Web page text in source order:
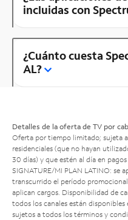
incluidas con
¿Cuánto cuesta
AL?
Detalles de la oferta de TV por
Oferta por tiempo limitado; sujeta
residenciales (que no hayan
30 días) y que estén al día en
SIGNATURE/MI PLAN LATINO: se
transcurrido el período
aplican cargos. Disponibilidad de
todos los canales están
sujetos a todos los términos y